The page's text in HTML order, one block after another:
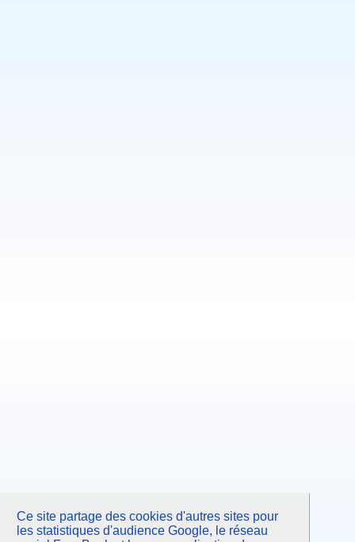
Ce site partage des cookies d'autres sites pour
les statistiques d'audience Google, le réseau